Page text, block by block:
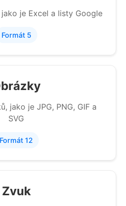
je Excel a listy Google
Formát 5
jako je JPG, PNG, GIF a
SVG
Formát 12
Zvuk